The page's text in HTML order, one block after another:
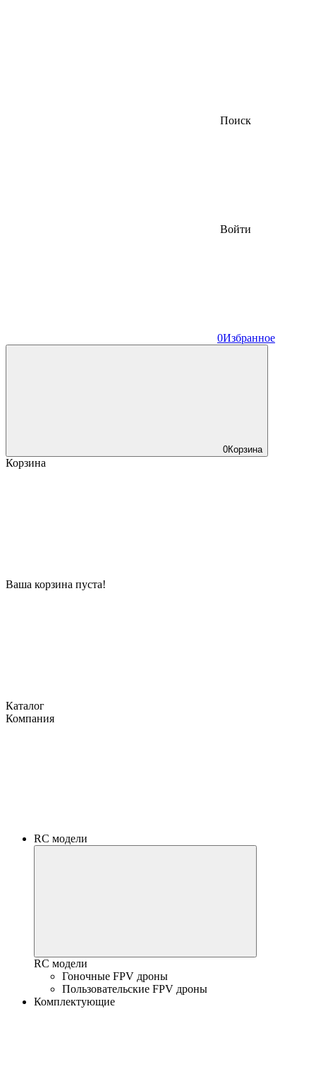
Поиск
Войти
0Избранное
0Корзина
Корзина
Ваша корзина пуста!
Каталог
Компания
RC модели
RC модели
Гоночные FPV дроны
Пользовательские FPV дроны
Комплектующие